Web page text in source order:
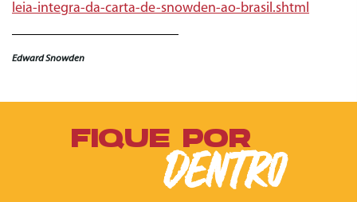
leia-integra-da-carta-de-snowden-ao-brasil.shtml
Edward Snowden
FIQUE POR
DENTRO